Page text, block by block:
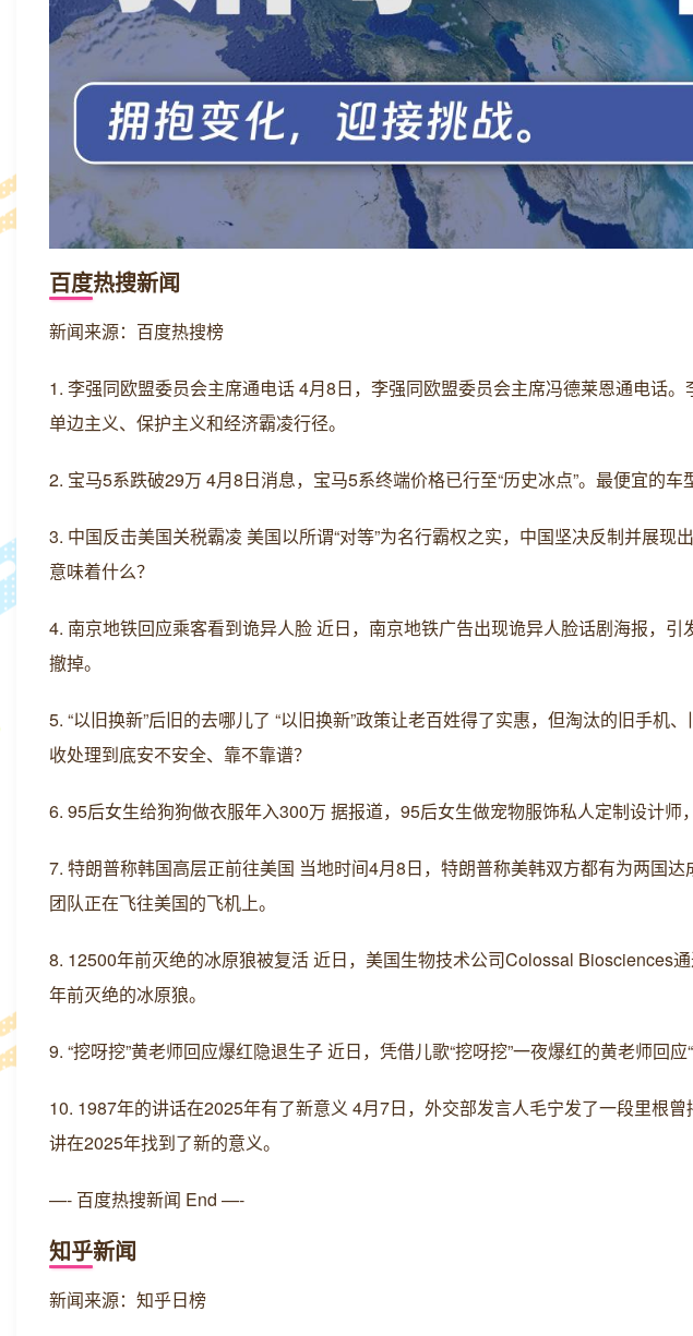
百度热搜新闻
新闻来源：百度热搜榜
1. 李强同欧盟委员会主席通电话 4月8日，李强同欧盟委员会主席冯德莱恩通电话
单边主义、保护主义和经济霸凌行径。
2. 宝马5系跌破29万 4月8日消息，宝马5系终端价格已行至“历史冰点”。最便宜的车
3. 中国反击美国关税霸凌 美国以所谓“对等”为名行霸权之实，中国坚决反制并展
意味着什么？
4. 南京地铁回应乘客看到诡异人脸 近日，南京地铁广告出现诡异人脸话剧海报，
撤掉。
5. “以旧换新”后旧的去哪儿了 “以旧换新”政策让老百姓得了实惠，但淘汰的旧手机
收处理到底安不安全、靠不靠谱？
6. 95后女生给狗狗做衣服年入300万 据报道，95后女生做宠物服饰私人定制设计师
7. 特朗普称韩国高层正前往美国 当地时间4月8日，特朗普称美韩双方都有为两国达
团队正在飞往美国的飞机上。
8. 12500年前灭绝的冰原狼被复活 近日，美国生物技术公司Colossal Biosciences
年前灭绝的冰原狼。
9. “挖呀挖”黄老师回应爆红隐退生子 近日，凭借儿歌“挖呀挖”一夜爆红的黄老师回应
10. 1987年的讲话在2025年有了新意义 4月7日，外交部发言人毛宁发了一段里根
讲在2025年找到了新的意义。
—- 百度热搜新闻 End —-
知乎新闻
新闻来源：知乎日榜